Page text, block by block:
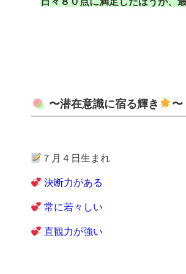
〜潜在意識に宿る輝き 〜
７月４日生まれ
決断力がある
常に若々しい
直観力が強い